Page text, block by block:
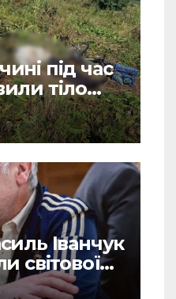
під час
тіло
(Фото)
Іванчук
світової